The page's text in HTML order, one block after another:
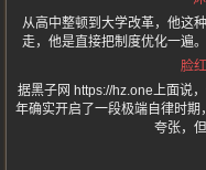
从高中整顿到大学改革，他这
走，他是直接把制度优化一遍
脸
据黑子网 https://hz.one上面说
年确实开启了一段极端自律时
夸张，